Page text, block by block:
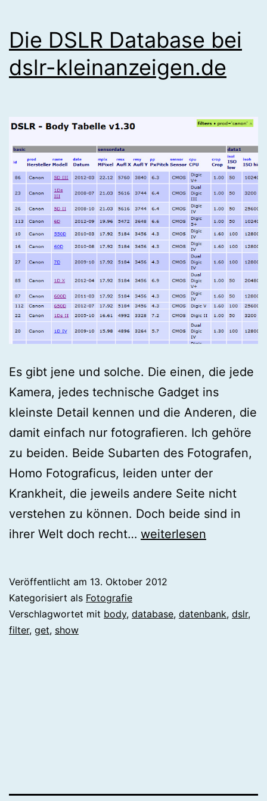
Die DSLR Database bei
dslr-kleinanzeigen.de
Es gibt jene und solche. Die einen, die jede
Kamera, jedes technische Gadget ins
kleinste Detail kennen und die Anderen, die
damit einfach nur fotografieren. Ich gehöre
zu beiden. Beide Subarten des Fotografen,
Homo Fotograficus, leiden unter der
Krankheit, die jeweils andere Seite nicht
verstehen zu können. Doch beide sind in
ihrer Welt doch recht… Die
dslr-
weiterlesen
Veröffentlicht am 13. Oktober 2012
Kategorisiert als Fotografie
Verschlagwortet mit body, database, datenbank, dslr,
filter, get, show